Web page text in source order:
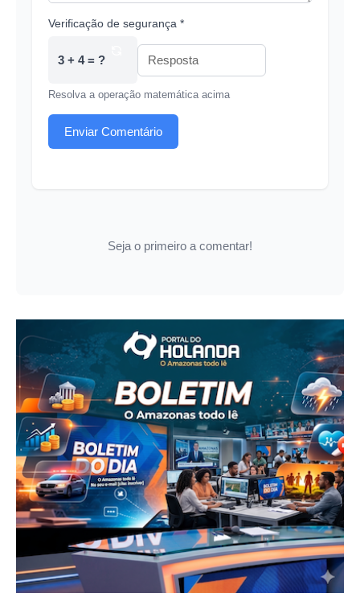
Verificação de segurança *
3 + 4 = ?
Resolva a operação matemática acima
Enviar Comentário
Seja o primeiro a comentar!